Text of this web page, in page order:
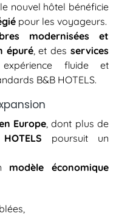
nouvel hôtel bénéficie
pour les voyageurs.
modernisées et
épuré, et desservices
fluide et
B&B HOTELS.
Europe, dont plus de
poursuit un
modèle économique